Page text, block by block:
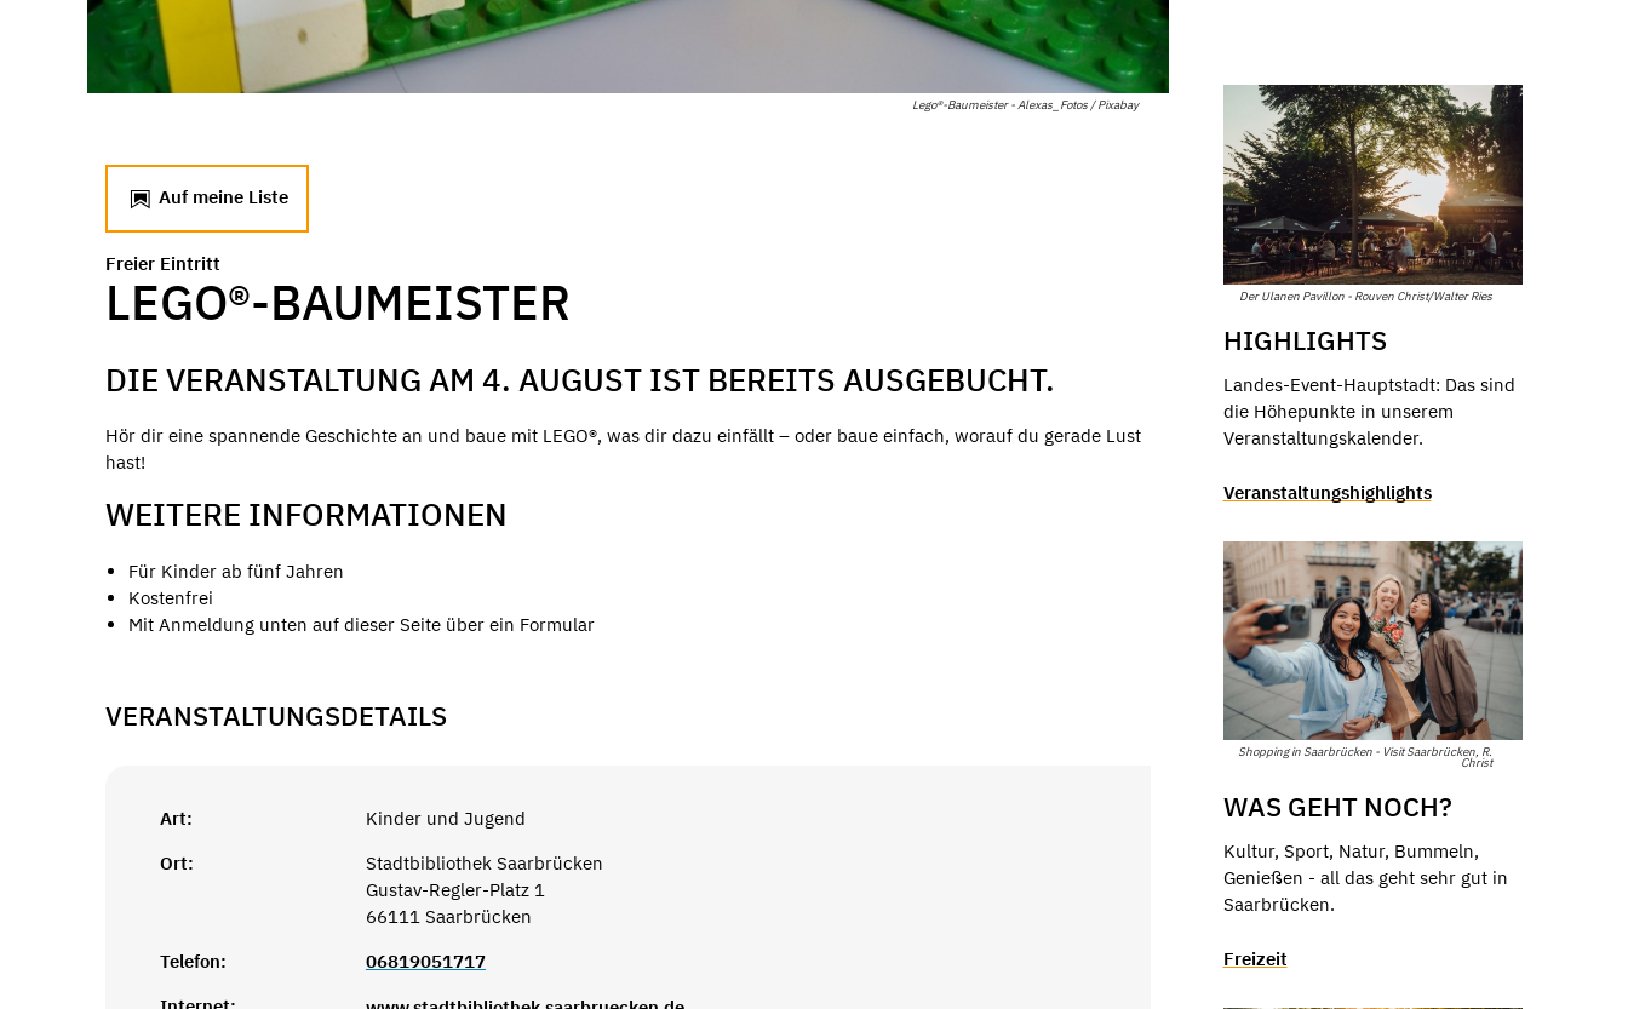
Lego®-Baumeister - Alexas_Fotos / Pixabay
Auf meine Liste
Freier Eintritt
LEGO®-BAUMEISTER
DIE VERANSTALTUNG AM 4. AUGUST IST BEREITS AUSGEBUCHT.
Hör dir eine spannende Geschichte an und baue mit LEGO®, was dir dazu einfällt – oder baue einfach, worauf du gerade Lust
hast!
WEITERE INFORMATIONEN
Für Kinder ab fünf Jahren
Kostenfrei
Mit Anmeldung unten auf dieser Seite über ein Formular
VERANSTALTUNGSDETAILS
Art:
Kinder und Jugend
Ort:
Stadtbibliothek Saarbrücken
Gustav-Regler-Platz 1
66111 Saarbrücken
Telefon:
06819051717
Der Ulanen Pavillon - Rouven Christ/Walter Ries
HIGHLIGHTS
Landes-Event-Hauptstadt: Das sind
die Höhepunkte in unserem
Veranstaltungskalender.
Veranstaltungshighlights
Shopping in Saarbrücken - Visit Saarbrücken, R.
Christ
WAS GEHT NOCH?
Kultur, Sport, Natur, Bummeln,
Genießen - all das geht sehr gut in
Saarbrücken.
Freizeit